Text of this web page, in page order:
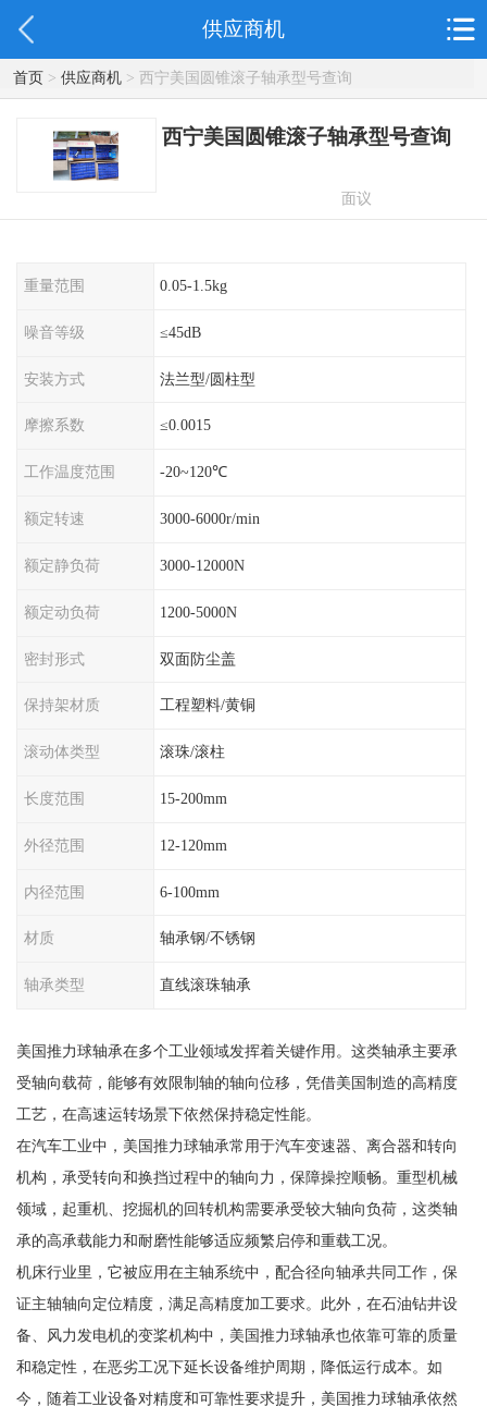
供应商机
首页> 供应商机> 西宁美国圆锥滚子轴承型号查询
西宁美国圆锥滚子轴承型号查询
面议
重量范围 0.05-1.5kg
噪音等级 ≤45dB
安装方式 法兰型/圆柱型
摩擦系数 ≤0.0015
工作温度范围 -20~120℃
额定转速 3000-6000r/min
额定静负荷 3000-12000N
额定动负荷 1200-5000N
密封形式 双面防尘盖
保持架材质 工程塑料/黄铜
滚动体类型 滚珠/滚柱
长度范围 15-200mm
外径范围 12-120mm
内径范围 6-100mm
材质 轴承钢/不锈钢
轴承类型 直线滚珠轴承
美国推力球轴承在多个工业领域发挥着关键作用。这类轴承主要承
受轴向载荷，能够有效限制轴的轴向位移，凭借美国制造的高精度
工艺，在高速运转场景下依然保持稳定性能。
在汽车工业中，美国推力球轴承常用于汽车变速器、离合器和转向
机构，承受转向和换挡过程中的轴向力，保障操控顺畅。重型机械
领域，起重机、挖掘机的回转机构需要承受较大轴向负荷，这类轴
承的高承载能力和耐磨性能够适应频繁启停和重载工况。
机床行业里，它被应用在主轴系统中，配合径向轴承共同工作，保
证主轴轴向定位精度，满足高精度加工要求。此外，在石油钻井设
备、风力发电机的变桨机构中，美国推力球轴承也依靠可靠的质量
和稳定性，在恶劣工况下延长设备维护周期，降低运行成本。如
今，随着工业设备对精度和可靠性要求提升，美国推力球轴承依然